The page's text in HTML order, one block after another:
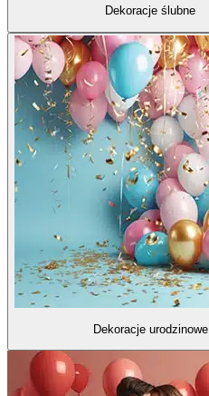
Dekoracje ślubne
Dekoracje urodzinowe